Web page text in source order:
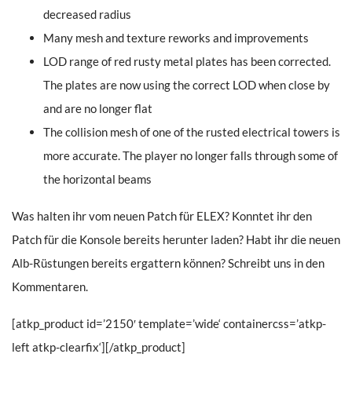
decreased radius
Many mesh and texture reworks and improvements
LOD range of red rusty metal plates has been corrected.
The plates are now using the correct LOD when close by
and are no longer flat
The collision mesh of one of the rusted electrical towers is
more accurate. The player no longer falls through some of
the horizontal beams
Was halten ihr vom neuen Patch für ELEX? Konntet ihr den
Patch für die Konsole bereits herunter laden? Habt ihr die neuen
Alb-Rüstungen bereits ergattern können? Schreibt uns in den
Kommentaren.
[atkp_product id=’2150′ template=’wide‘ containercss=’atkp-
left atkp-clearfix‘][/atkp_product]